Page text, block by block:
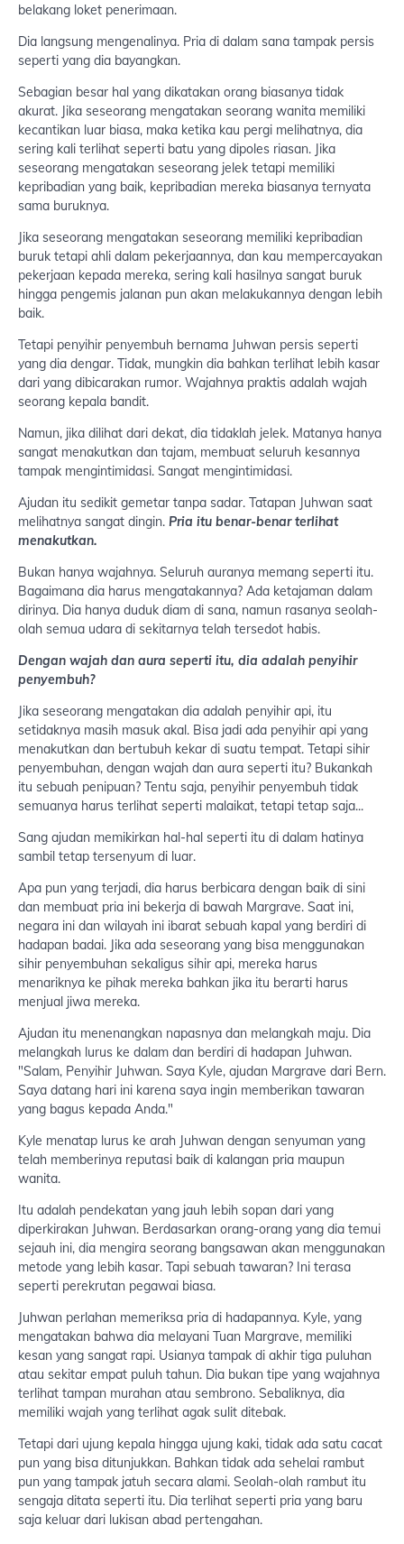
belakang loket penerimaan.
Dia langsung mengenalinya. Pria di dalam sana tampak persis
seperti yang dia bayangkan.
Sebagian besar hal yang dikatakan orang biasanya tidak
akurat. Jika seseorang mengatakan seorang wanita memiliki
kecantikan luar biasa, maka ketika kau pergi melihatnya, dia
sering kali terlihat seperti batu yang dipoles riasan. Jika
seseorang mengatakan seseorang jelek tetapi memiliki
kepribadian yang baik, kepribadian mereka biasanya ternyata
sama buruknya.
Jika seseorang mengatakan seseorang memiliki kepribadian
buruk tetapi ahli dalam pekerjaannya, dan kau mempercayakan
pekerjaan kepada mereka, sering kali hasilnya sangat buruk
hingga pengemis jalanan pun akan melakukannya dengan lebih
baik.
Tetapi penyihir penyembuh bernama Juhwan persis seperti
yang dia dengar. Tidak, mungkin dia bahkan terlihat lebih kasar
dari yang dibicarakan rumor. Wajahnya praktis adalah wajah
seorang kepala bandit.
Namun, jika dilihat dari dekat, dia tidaklah jelek. Matanya hanya
sangat menakutkan dan tajam, membuat seluruh kesannya
tampak mengintimidasi. Sangat mengintimidasi.
Ajudan itu sedikit gemetar tanpa sadar. Tatapan Juhwan saat
melihatnya sangat dingin. Pria itu benar-benar terlihat
menakutkan.
Bukan hanya wajahnya. Seluruh auranya memang seperti itu.
Bagaimana dia harus mengatakannya? Ada ketajaman dalam
dirinya. Dia hanya duduk diam di sana, namun rasanya seolah-
olah semua udara di sekitarnya telah tersedot habis.
Dengan wajah dan aura seperti itu, dia adalah penyihir
penyembuh?
Jika seseorang mengatakan dia adalah penyihir api, itu
setidaknya masih masuk akal. Bisa jadi ada penyihir api yang
menakutkan dan bertubuh kekar di suatu tempat. Tetapi sihir
penyembuhan, dengan wajah dan aura seperti itu? Bukankah
itu sebuah penipuan? Tentu saja, penyihir penyembuh tidak
semuanya harus terlihat seperti malaikat, tetapi tetap saja...
Sang ajudan memikirkan hal-hal seperti itu di dalam hatinya
sambil tetap tersenyum di luar.
Apa pun yang terjadi, dia harus berbicara dengan baik di sini
dan membuat pria ini bekerja di bawah Margrave. Saat ini,
negara ini dan wilayah ini ibarat sebuah kapal yang berdiri di
hadapan badai. Jika ada seseorang yang bisa menggunakan
sihir penyembuhan sekaligus sihir api, mereka harus
menariknya ke pihak mereka bahkan jika itu berarti harus
menjual jiwa mereka.
Ajudan itu menenangkan napasnya dan melangkah maju. Dia
melangkah lurus ke dalam dan berdiri di hadapan Juhwan.
"Salam, Penyihir Juhwan. Saya Kyle, ajudan Margrave dari Bern.
Saya datang hari ini karena saya ingin memberikan tawaran
yang bagus kepada Anda."
Kyle menatap lurus ke arah Juhwan dengan senyuman yang
telah memberinya reputasi baik di kalangan pria maupun
wanita.
Itu adalah pendekatan yang jauh lebih sopan dari yang
diperkirakan Juhwan. Berdasarkan orang-orang yang dia temui
sejauh ini, dia mengira seorang bangsawan akan menggunakan
metode yang lebih kasar. Tapi sebuah tawaran? Ini terasa
seperti perekrutan pegawai biasa.
Juhwan perlahan memeriksa pria di hadapannya. Kyle, yang
mengatakan bahwa dia melayani Tuan Margrave, memiliki
kesan yang sangat rapi. Usianya tampak di akhir tiga puluhan
atau sekitar empat puluh tahun. Dia bukan tipe yang wajahnya
terlihat tampan murahan atau sembrono. Sebaliknya, dia
memiliki wajah yang terlihat agak sulit ditebak.
Tetapi dari ujung kepala hingga ujung kaki, tidak ada satu cacat
pun yang bisa ditunjukkan. Bahkan tidak ada sehelai rambut
pun yang tampak jatuh secara alami. Seolah-olah rambut itu
sengaja ditata seperti itu. Dia terlihat seperti pria yang baru
saja keluar dari lukisan abad pertengahan.